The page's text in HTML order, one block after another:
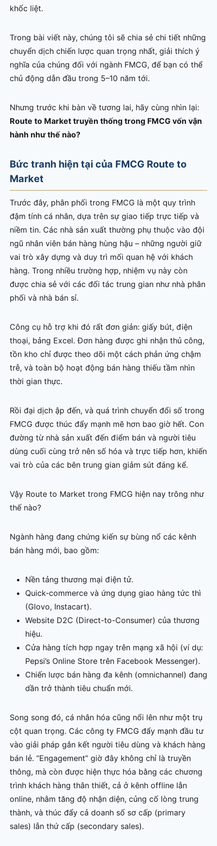
khốc liệt.
Trong bài viết này, chúng tôi sẽ chia sẻ chi tiết những
chuyển dịch chiến lược quan trọng nhất, giải thích ý
nghĩa của chúng đối với ngành FMCG, để bạn có thể
chủ động dẫn đầu trong 5–10 năm tới.
Nhưng trước khi bàn về tương lai, hãy cùng nhìn lại:
Route to Market truyền thống trong FMCG vốn vận
hành như thế nào?
Bức tranh hiện tại của FMCG Route to
Market
Trước đây, phân phối trong FMCG là một quy trình
đậm tính cá nhân, dựa trên sự giao tiếp trực tiếp và
niềm tin. Các nhà sản xuất thường phụ thuộc vào đội
ngũ nhân viên bán hàng hùng hậu – những người giữ
vai trò xây dựng và duy trì mối quan hệ với khách
hàng. Trong nhiều trường hợp, nhiệm vụ này còn
được chia sẻ với các đối tác trung gian như nhà phân
phối và nhà bán sỉ.
Công cụ hỗ trợ khi đó rất đơn giản: giấy bút, điện
thoại, bảng Excel. Đơn hàng được ghi nhận thủ công,
tồn kho chỉ được theo dõi một cách phản ứng chậm
trễ, và toàn bộ hoạt động bán hàng thiếu tầm nhìn
thời gian thực.
Rồi đại dịch ập đến, và quá trình chuyển đổi số trong
FMCG được thúc đẩy mạnh mẽ hơn bao giờ hết. Con
đường từ nhà sản xuất đến điểm bán và người tiêu
dùng cuối cùng trở nên số hóa và trực tiếp hơn, khiến
vai trò của các bên trung gian giảm sút đáng kể.
Vậy Route to Market trong FMCG hiện nay trông như
thế nào?
Ngành hàng đang chứng kiến sự bùng nổ các kênh
bán hàng mới, bao gồm:
Nền tảng thương mại điện tử.
Quick-commerce và ứng dụng giao hàng tức thì
(Glovo, Instacart).
Website D2C (Direct-to-Consumer) của thương
hiệu.
Cửa hàng tích hợp ngay trên mạng xã hội (ví dụ:
Pepsi’s Online Store trên Facebook Messenger).
Chiến lược bán hàng đa kênh (omnichannel) đang
dần trở thành tiêu chuẩn mới.
Song song đó, cá nhân hóa cũng nổi lên như một trụ
cột quan trọng. Các công ty FMCG đẩy mạnh đầu tư
vào giải pháp gắn kết người tiêu dùng và khách hàng
bán lẻ. “Engagement” giờ đây không chỉ là truyền
thông, mà còn được hiện thực hóa bằng các chương
trình khách hàng thân thiết, cả ở kênh offline lẫn
online, nhằm tăng độ nhận diện, củng cố lòng trung
thành, và thúc đẩy cả doanh số sơ cấp (primary
sales) lẫn thứ cấp (secondary sales).